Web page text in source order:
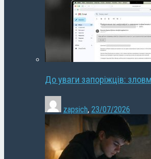
До уваги запоріжців:
zapsich, 23/07/2026